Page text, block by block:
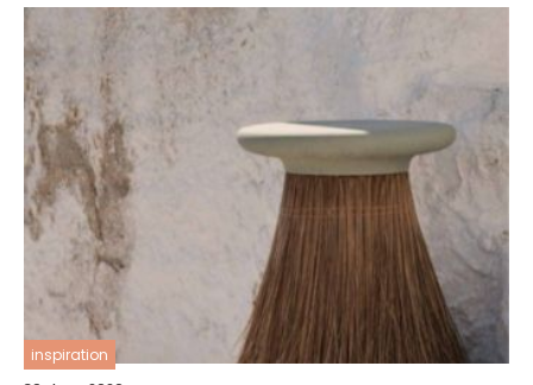
inspiration